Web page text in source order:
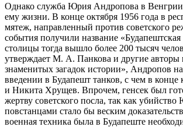
Однако служба Юрия Андропова в Венгрии
ему жизни. В конце октября 1956 года в
мятеж, направленный против советского
события получили название
столицы тогда вышло более 200 тысяч
утверждает М. А. Панкова и другие авторы
знаменитых загадок истории», Андропов
введении в Будапешт танков, с чем в конце
и Никита Хрущев. Впрочем, генсек был
жертву советского посла, так как
повстанцами стало бы веским
военная техника была в Будапеште